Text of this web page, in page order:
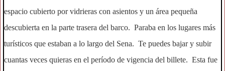
espacio cubierto por vidrieras con asientos y un área pequeña
descubierta en la parte trasera del barco. Paraba en los lugares más
turísticos que estaban a lo largo del Sena. Te puedes bajar y subir
cuantas veces quieras en el período de vigencia del billete. Esta fue